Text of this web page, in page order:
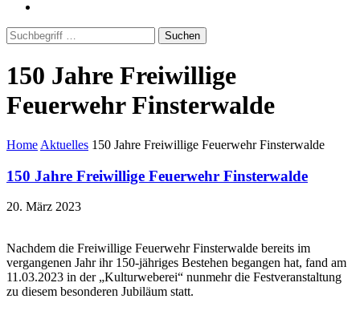
Suchen
150 Jahre Freiwillige
Feuerwehr Finsterwalde
Home Aktuelles 150 Jahre Freiwillige Feuerwehr Finsterwalde
150 Jahre Freiwillige Feuerwehr Finsterwalde
20. März 2023
Nachdem die Freiwillige Feuerwehr Finsterwalde bereits im
vergangenen Jahr ihr 150-jähriges Bestehen begangen hat, fand am
11.03.2023 in der „Kulturweberei“ nunmehr die Festveranstaltung
zu diesem besonderen Jubiläum statt.